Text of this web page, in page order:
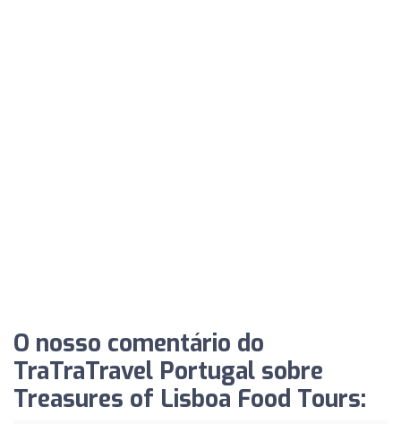
O nosso comentário do
TraTraTravel Portugal sobre
Treasures of Lisboa Food Tours: